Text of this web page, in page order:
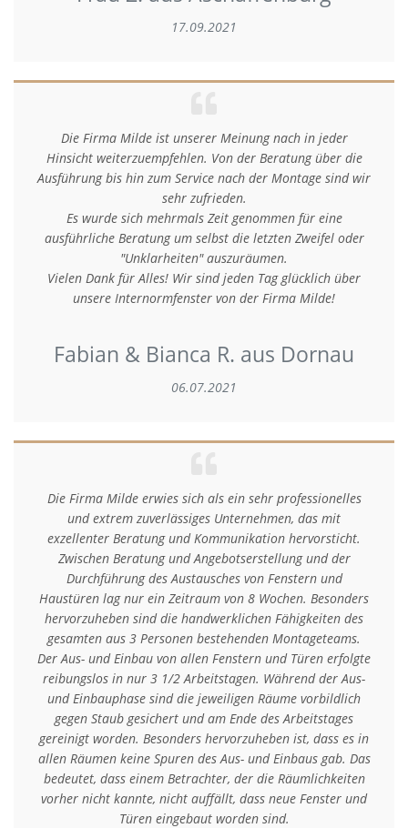
17.09.2021
Die Firma Milde ist unserer Meinung nach in jeder
Hinsicht weiterzuempfehlen. Von der Beratung über die
Ausführung bis hin zum Service nach der Montage sind wir
sehr zufrieden.
Es wurde sich mehrmals Zeit genommen für eine
ausführliche Beratung um selbst die letzten Zweifel oder
"Unklarheiten" auszuräumen.
Vielen Dank für Alles! Wir sind jeden Tag glücklich über
unsere Internormfenster von der Firma Milde!
Fabian & Bianca R. aus Dornau
06.07.2021
Die Firma Milde erwies sich als ein sehr professionelles
und extrem zuverlässiges Unternehmen, das mit
exzellenter Beratung und Kommunikation hervorsticht.
Zwischen Beratung und Angebotserstellung und der
Durchführung des Austausches von Fenstern und
Haustüren lag nur ein Zeitraum von 8 Wochen. Besonders
hervorzuheben sind die handwerklichen Fähigkeiten des
gesamten aus 3 Personen bestehenden Montageteams.
Der Aus- und Einbau von allen Fenstern und Türen erfolgte
reibungslos in nur 3 1/2 Arbeitstagen. Während der Aus-
und Einbauphase sind die jeweiligen Räume vorbildlich
gegen Staub gesichert und am Ende des Arbeitstages
gereinigt worden. Besonders hervorzuheben ist, dass es in
allen Räumen keine Spuren des Aus- und Einbaus gab. Das
bedeutet, dass einem Betrachter, der die Räumlichkeiten
vorher nicht kannte, nicht auffällt, dass neue Fenster und
Türen eingebaut worden sind.